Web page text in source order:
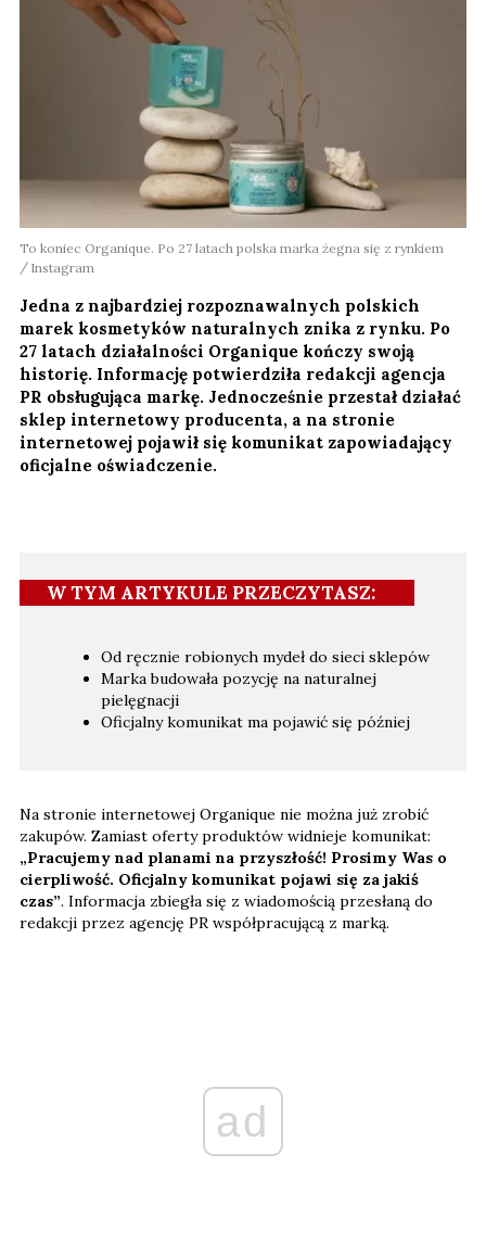
To koniec Organique. Po 27 latach polska marka żegna się z rynkiem
Instagram
Jedna z najbardziej rozpoznawalnych polskich
marek kosmetyków naturalnych znika z rynku. Po
27 latach działalności Organique kończy swoją
historię. Informację potwierdziła redakcji agencja
PR obsługująca markę. Jednocześnie przestał działać
sklep internetowy producenta, a na stronie
internetowej pojawił się komunikat zapowiadający
oficjalne oświadczenie.
W TYM ARTYKULE PRZECZYTASZ:
Od ręcznie robionych mydeł do sieci sklepów
Marka budowała pozycję na naturalnej
pielęgnacji
Oficjalny komunikat ma pojawić się później
Na stronie internetowej Organique nie można już zrobić
zakupów. Zamiast oferty produktów widnieje komunikat:
„Pracujemy nad planami na przyszłość! Prosimy Was o
cierpliwość. Oficjalny komunikat pojawi się za jakiś
czas”. Informacja zbiegła się z wiadomością przesłaną do
redakcji przez agencję PR współpracującą z marką.
ad